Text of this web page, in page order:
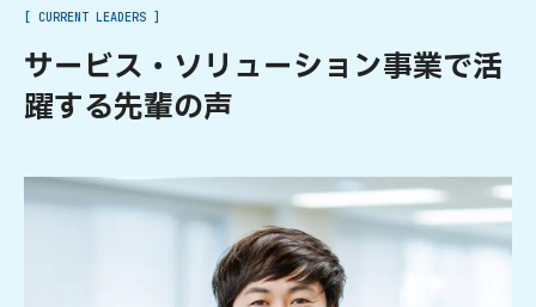
[ CURRENT LEADERS ]
サービス・ソリューション事業で活
躍する先輩の声